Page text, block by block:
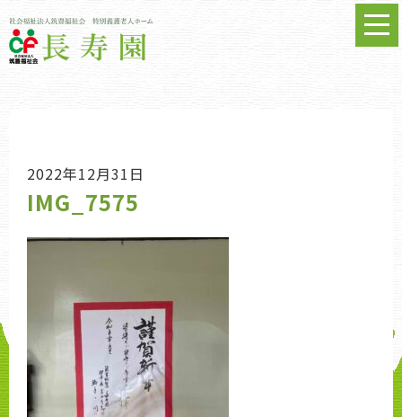
2022年12月31日
IMG_7575